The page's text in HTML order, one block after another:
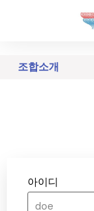
조합소개
아이디